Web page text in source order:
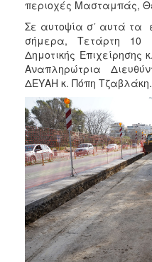
περιοχές Μασταμπάς,
Σε αυτοψία σ΄ αυτά τα
σήμερα, Τετάρτη 10
Δημοτικής Επιχείρησης
Αναπληρώτρια
ΔΕΥΑΗ κ. Πόπη Τζαβλάκη.